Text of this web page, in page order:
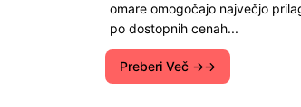
omare omogočajo največjo
po dostopnih cenah...
Preberi Več →